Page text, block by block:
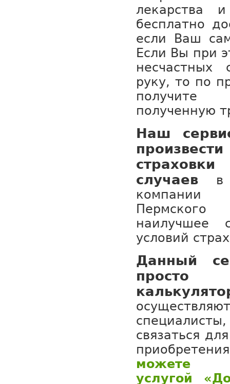
лекарства
бесплатно
если Ваш
Если Вы при
несчастных
руку, то по
получите
полученную
Наш
случаев
в
компании
наилучшее
условий
Данный
связаться
можете
услугой